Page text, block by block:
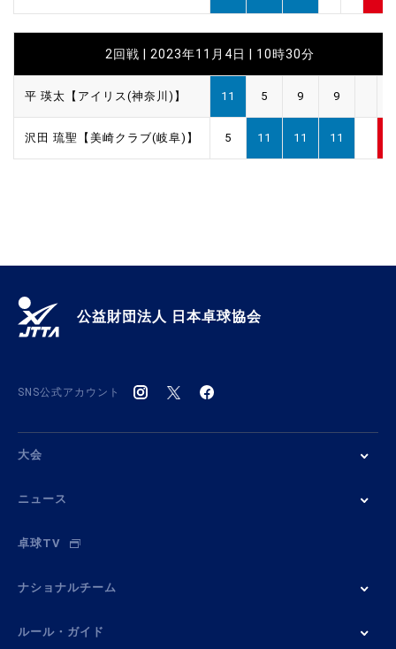
2回戦 | 2023年11月4日 | 10時30分
平 瑛太【アイリス(神奈川)】 11 5 9 9
沢田 琉聖【美崎クラブ(岐阜)】 5 11 11 11
公益財団法人 日本卓球協会
SNS公式アカウント
大会
ニュース
卓球TV
ナショナルチーム
ルール・ガイド